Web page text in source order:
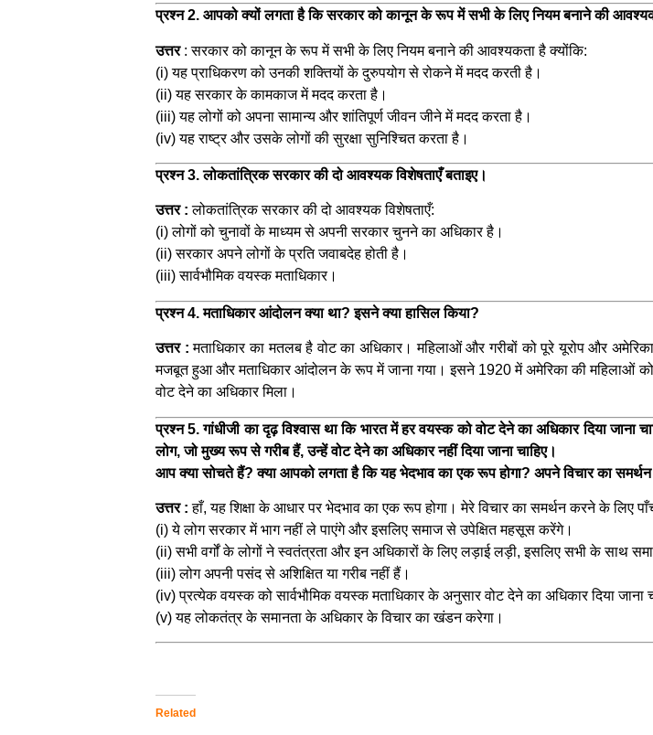
प्रश्न 2. आपको क्यों लगता है कि सरकार को कानून के रूप में सभी के लिए नियम बनाने की
उत्तर: सरकार को कानून के रूप में सभी के लिए नियम बनाने की आवश्यकता है क्योंकि:
(i) यह प्राधिकरण को उनकी शक्तियों के दुरुपयोग से रोकने में मदद करती है।
(ii) यह सरकार के कामकाज में मदद करता है।
(iii) यह लोगों को अपना सामान्य और शांतिपूर्ण जीवन जीने में मदद करता है।
(iv) यह राष्ट्र और उसके लोगों की सुरक्षा सुनिश्चित करता है।
प्रश्न 3. लोकतांत्रिक सरकार की दो आवश्यक विशेषताएँ बताइए।
उत्तर : लोकतांत्रिक सरकार की दो आवश्यक विशेषताएँ:
(i) लोगों को चुनावों के माध्यम से अपनी सरकार चुनने का अधिकार है।
(ii) सरकार अपने लोगों के प्रति जवाबदेह होती है।
(iii) सार्वभौमिक वयस्क मताधिकार।
प्रश्न 4. मताधिकार आंदोलन क्या था? इसने क्या हासिल किया?
उत्तर :मताधिकार का मतलब है वोट का अधिकार। महिलाओं और गरीबों को पूरे यूरोप और
मजबूत हुआ और मताधिकार आंदोलन के रूप में जाना गया। इसने 1920 में अमेरिका की महिलाओं
वोट देने का अधिकार मिला।
प्रश्न 5. गांधीजी का दृढ़ विश्वास था कि भारत में हर वयस्क को वोट देने का अधिकार दिया
लोग, जो मुख्य रूप से गरीब हैं, उन्हें वोट देने का अधिकार नहीं दिया जाना चाहिए।
आप क्या सोचते हैं? क्या आपको लगता है कि यह भेदभाव का एक रूप होगा? अपने विचार का
उत्तर : हाँ, यह शिक्षा के आधार पर भेदभाव का एक रूप होगा। मेरे विचार का समर्थन करने के लिए
(i) ये लोग सरकार में भाग नहीं ले पाएंगे और इसलिए समाज से उपेक्षित महसूस करेंगे।
(ii) सभी वर्गों के लोगों ने स्वतंत्रता और इन अधिकारों के लिए लड़ाई लड़ी, इसलिए सभी के साथ समान
(iii) लोग अपनी पसंद से अशिक्षित या गरीब नहीं हैं।
(iv) प्रत्येक वयस्क को सार्वभौमिक वयस्क मताधिकार के अनुसार वोट देने का अधिकार दिया जाना
(v) यह लोकतंत्र के समानता के अधिकार के विचार का खंडन करेगा।
Related